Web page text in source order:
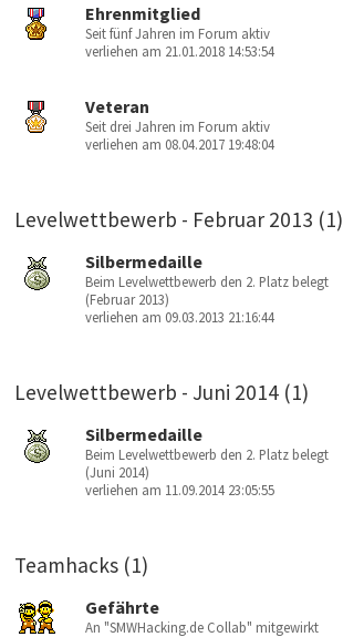
Ehrenmitglied
Seit fünf Jahren im Forum aktiv
verliehen am 21.01.2018 14:53:54
Veteran
Seit drei Jahren im Forum aktiv
verliehen am 08.04.2017 19:48:04
Levelwettbewerb - Februar 2013 (1)
Silbermedaille
Beim Levelwettbewerb den 2. Platz belegt
(Februar 2013)
verliehen am 09.03.2013 21:16:44
Levelwettbewerb - Juni 2014 (1)
Silbermedaille
Beim Levelwettbewerb den 2. Platz belegt
(Juni 2014)
verliehen am 11.09.2014 23:05:55
Teamhacks (1)
Gefährte
An "SMWHacking.de Collab" mitgewirkt